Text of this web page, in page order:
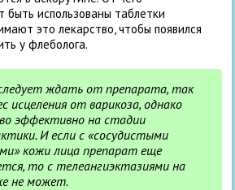
быть использованы таблетки
это лекарство, чтобы появился
у флеболога.
ждать от препарата, так
исцеления от варикоза, однако
эффективно на стадии
И если с «сосудистыми
кожи лица препарат еще
то с телеангиэктазиями на
не может.